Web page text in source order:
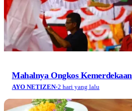
Mahalnya Ongkos Kemerdekaan
AYO NETIZEN·2 hari yang lalu